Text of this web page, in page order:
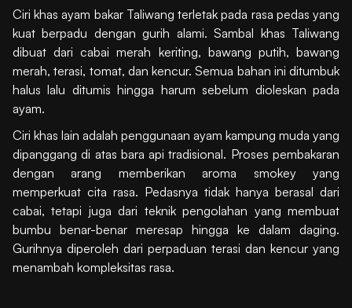
Ciri khas ayam bakar Taliwang terletak pada rasa pedas yang
kuat berpadu dengan gurih alami. Sambal khas Taliwang
dibuat dari cabai merah keriting, bawang putih, bawang
merah, terasi, tomat, dan kencur. Semua bahan ini ditumbuk
halus lalu ditumis hingga harum sebelum dioleskan pada
ayam.
Ciri khas lain adalah penggunaan ayam kampung muda yang
dipanggang di atas bara api tradisional. Proses pembakaran
dengan arang memberikan aroma smokey yang
memperkuat cita rasa. Pedasnya tidak hanya berasal dari
cabai, tetapi juga dari teknik pengolahan yang membuat
bumbu benar-benar meresap hingga ke dalam daging.
Gurihnya diperoleh dari perpaduan terasi dan kencur yang
menambah kompleksitas rasa.